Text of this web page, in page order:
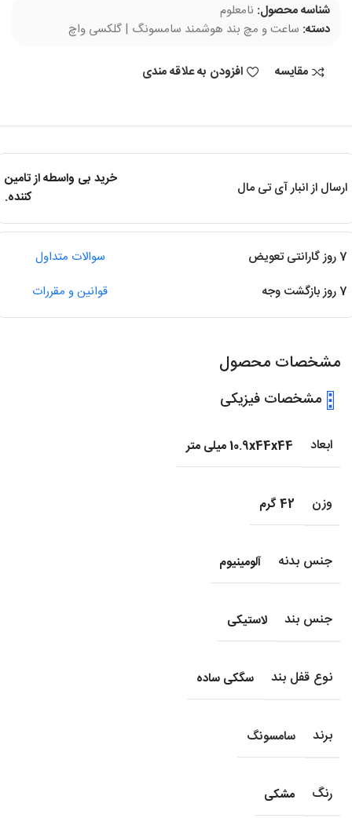
شناسه محصول: نامعلوم
دسته: ساعت و مچ بند هوشمند سامسونگ | گلکسی واچ
مقایسه افزودن به علاقه مندی
ارسال از انبار آی تی مال
خرید بی واسطه از تامین
کننده.
7 روز گارانتی تعویض
سوالات متداول
7 روز بازگشت وجه
قوانین و مقررات
مشخصات محصول
مشخصات فیزیکی
ابعاد 10.9x44x44 میلی متر
وزن 42 گرم
جنس بدنه آلومینیوم
جنس بند لاستیکی
نوع قفل بند سگکی ساده
برند سامسونگ
رنگ مشکی